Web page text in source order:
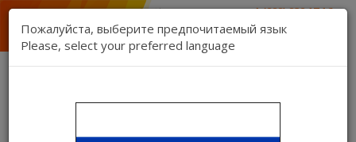
1 (888) 832 17 16
1 (888) 827 06 06
Contact us Register Login
Kartina TV Brooklyn
Пожалуйста, выберите предпочитаемый язык
Please, select your preferred language